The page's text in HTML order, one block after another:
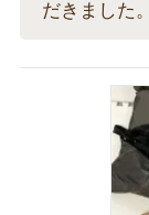
だきました。